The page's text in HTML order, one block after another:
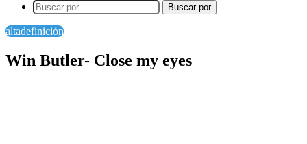
Buscar por
altadefinición
Win Butler- Close my eyes